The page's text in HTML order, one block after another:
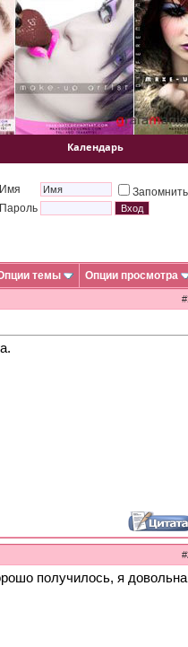
Календарь
Имя
Пароль
темы Опции просмотра
#
#
получилось, я довольна